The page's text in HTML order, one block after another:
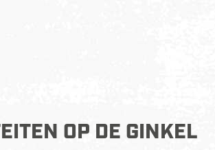
OP DE GINKEL